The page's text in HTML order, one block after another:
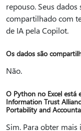
repouso. Seus dados
compartilhado com
de IA pela Copilot.
Os dados são
Não.
O Python no Excel está
Information Trust
Portability and
Sim. Para obter